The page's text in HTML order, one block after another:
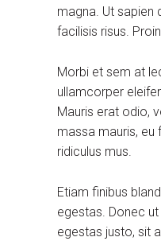
magna. Ut sapien
facilisis risus.
Morbi et sem at
ullamcorper
Mauris erat odio,
massa mauris, eu
ridiculus mus.
Etiam finibus
egestas. Donec
egestas justo, sit